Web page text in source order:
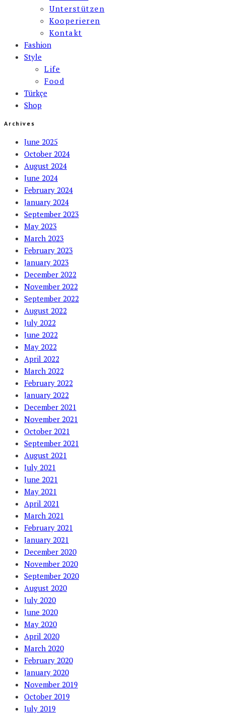
Unterstützen
Kooperieren
Kontakt
Fashion
Style
Life
Food
Türkçe
Shop
Archives
June 2025
October 2024
August 2024
June 2024
February 2024
January 2024
September 2023
May 2023
March 2023
February 2023
January 2023
December 2022
November 2022
September 2022
August 2022
July 2022
June 2022
May 2022
April 2022
March 2022
February 2022
January 2022
December 2021
November 2021
October 2021
September 2021
August 2021
July 2021
June 2021
May 2021
April 2021
March 2021
February 2021
January 2021
December 2020
November 2020
September 2020
August 2020
July 2020
June 2020
May 2020
April 2020
March 2020
February 2020
January 2020
November 2019
October 2019
July 2019